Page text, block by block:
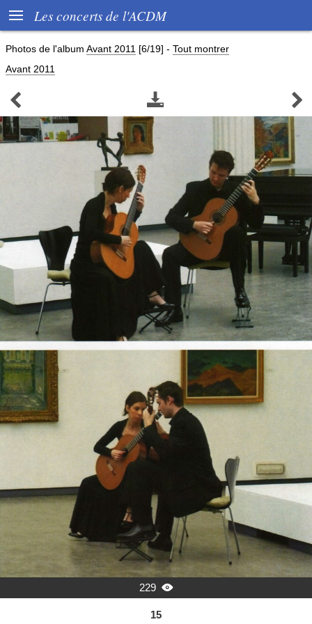
 Les concerts de l'ACDM
Photos de l'album Avant 2011 [6/19] - Tout montrer
Avant 2011
  
229 
15